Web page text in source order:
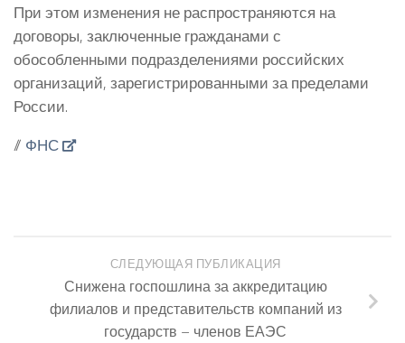
При этом изменения не распространяются на
договоры, заключенные гражданами с
обособленными подразделениями российских
организаций, зарегистрированными за пределами
России.
// ФНС
СЛЕДУЮЩАЯ ПУБЛИКАЦИЯ
Снижена госпошлина за аккредитацию
филиалов и представительств компаний из
государств – членов ЕАЭС